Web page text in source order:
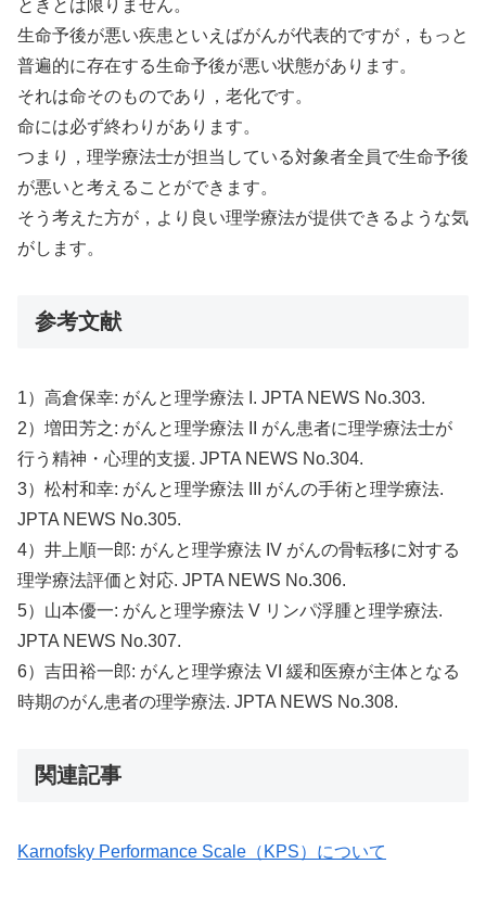
ときとは限りません。
生命予後が悪い疾患といえばがんが代表的ですが，もっと
普遍的に存在する生命予後が悪い状態があります。
それは命そのものであり，老化です。
命には必ず終わりがあります。
つまり，理学療法士が担当している対象者全員で生命予後
が悪いと考えることができます。
そう考えた方が，より良い理学療法が提供できるような気
がします。
参考文献
1）高倉保幸: がんと理学療法 I. JPTA NEWS No.303.
2）増田芳之: がんと理学療法 II がん患者に理学療法士が
行う精神・心理的支援. JPTA NEWS No.304.
3）松村和幸: がんと理学療法 III がんの手術と理学療法.
JPTA NEWS No.305.
4）井上順一郎: がんと理学療法 IV がんの骨転移に対する
理学療法評価と対応. JPTA NEWS No.306.
5）山本優一: がんと理学療法 V リンパ浮腫と理学療法.
JPTA NEWS No.307.
6）吉田裕一郎: がんと理学療法 VI 緩和医療が主体となる
時期のがん患者の理学療法. JPTA NEWS No.308.
関連記事
Karnofsky Performance Scale（KPS）について